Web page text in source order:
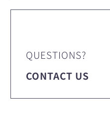
QUESTIONS?
CONTACT US